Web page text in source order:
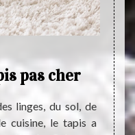
pas cher
linges, du sol, de
cuisine, le tapis a